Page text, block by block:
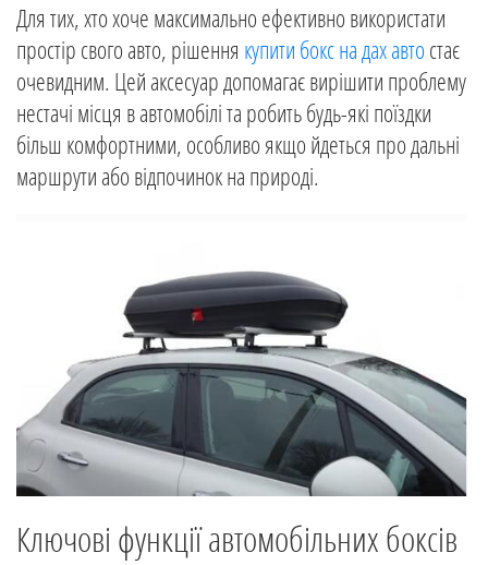
Для тих, хто хоче максимально ефективно використати
простір свого авто, рішення купити бокс на дах автостає
очевидним. Цей аксесуар допомагає вирішити проблему
нестачі місця в автомобілі та робить будь-які поїздки
більш комфортними, особливо якщо йдеться про дальні
маршрути або відпочинок на природі.
Ключові функції автомобільних боксів